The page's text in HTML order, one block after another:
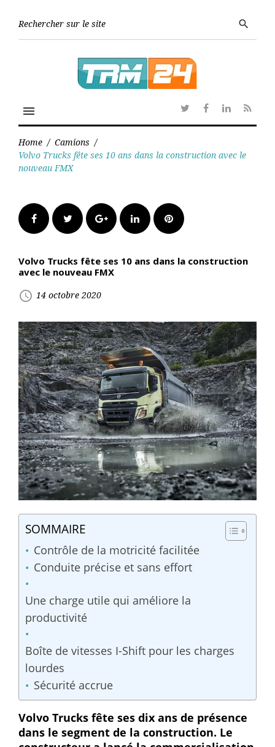
search
menu
TwitterFacebook
Linkedin
RSS
Home / Camions /
Volvo Trucks fête ses 10 ans dans la construction avec le
nouveau FMX
FacebookTwitter Google+LinkedInPinterest
Volvo Trucks fête ses 10 ans dans la construction
avec le nouveau FMX
access_time 14 octobre 2020
SOMMAIRE
Contrôle de la motricité facilitée
Conduite précise et sans effort
Une charge utile qui améliore la
productivité
Boîte de vitesses I-Shift pour les charges
lourdes
Sécurité accrue
Volvo Trucks fête ses dix ans de présence
dans le segment de la construction. Le